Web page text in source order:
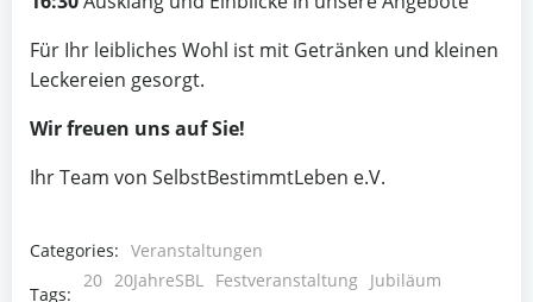
Für Ihr leibliches Wohl ist mit Getränken und kleinen
Leckereien gesorgt.
Wir freuen uns auf Sie!
Ihr Team von SelbstBestimmtLeben e.V.
Categories: Veranstaltungen
Tags:
20 20JahreSBL Festveranstaltung Jubiläum